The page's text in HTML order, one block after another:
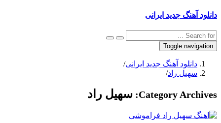
دانلود آهنگ جدید ایرانی
Toggle navigation
دانلود آهنگ جدید ایرانی/
سهیل راد/
Category Archives: سهیل راد